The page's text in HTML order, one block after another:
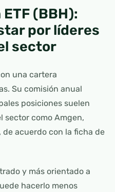
(BBH):
por líderes
sector
una cartera
Su comisión anual
posiciones suelen
sector como Amgen,
de acuerdo con la ficha de
y más orientado a
hacerlo menos